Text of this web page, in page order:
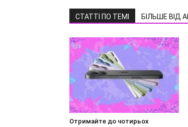
СТАТТІ ПО ТЕМІ БІЛЬШЕ ВІД
Отримайте до чотирьох